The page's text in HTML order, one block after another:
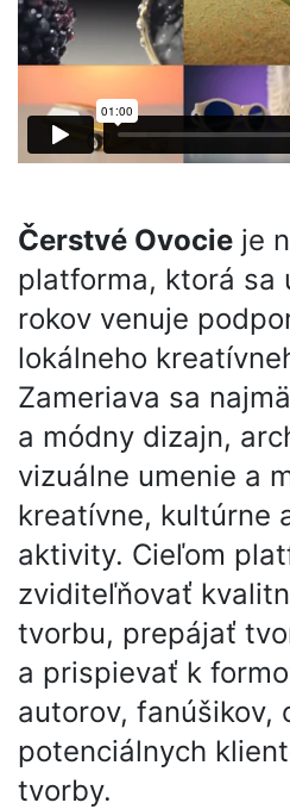
Čerstvé Ovocie je
platforma, ktorá sa
rokov venuje
lokálneho
Zameriava sa
a módny dizajn,
vizuálne umenie a
kreatívne, kultúrne
aktivity. Cieľom
zviditeľňovať
tvorbu, prepájať
a prispievať k
autorov, fanúšikov,
potenciálnych
tvorby.